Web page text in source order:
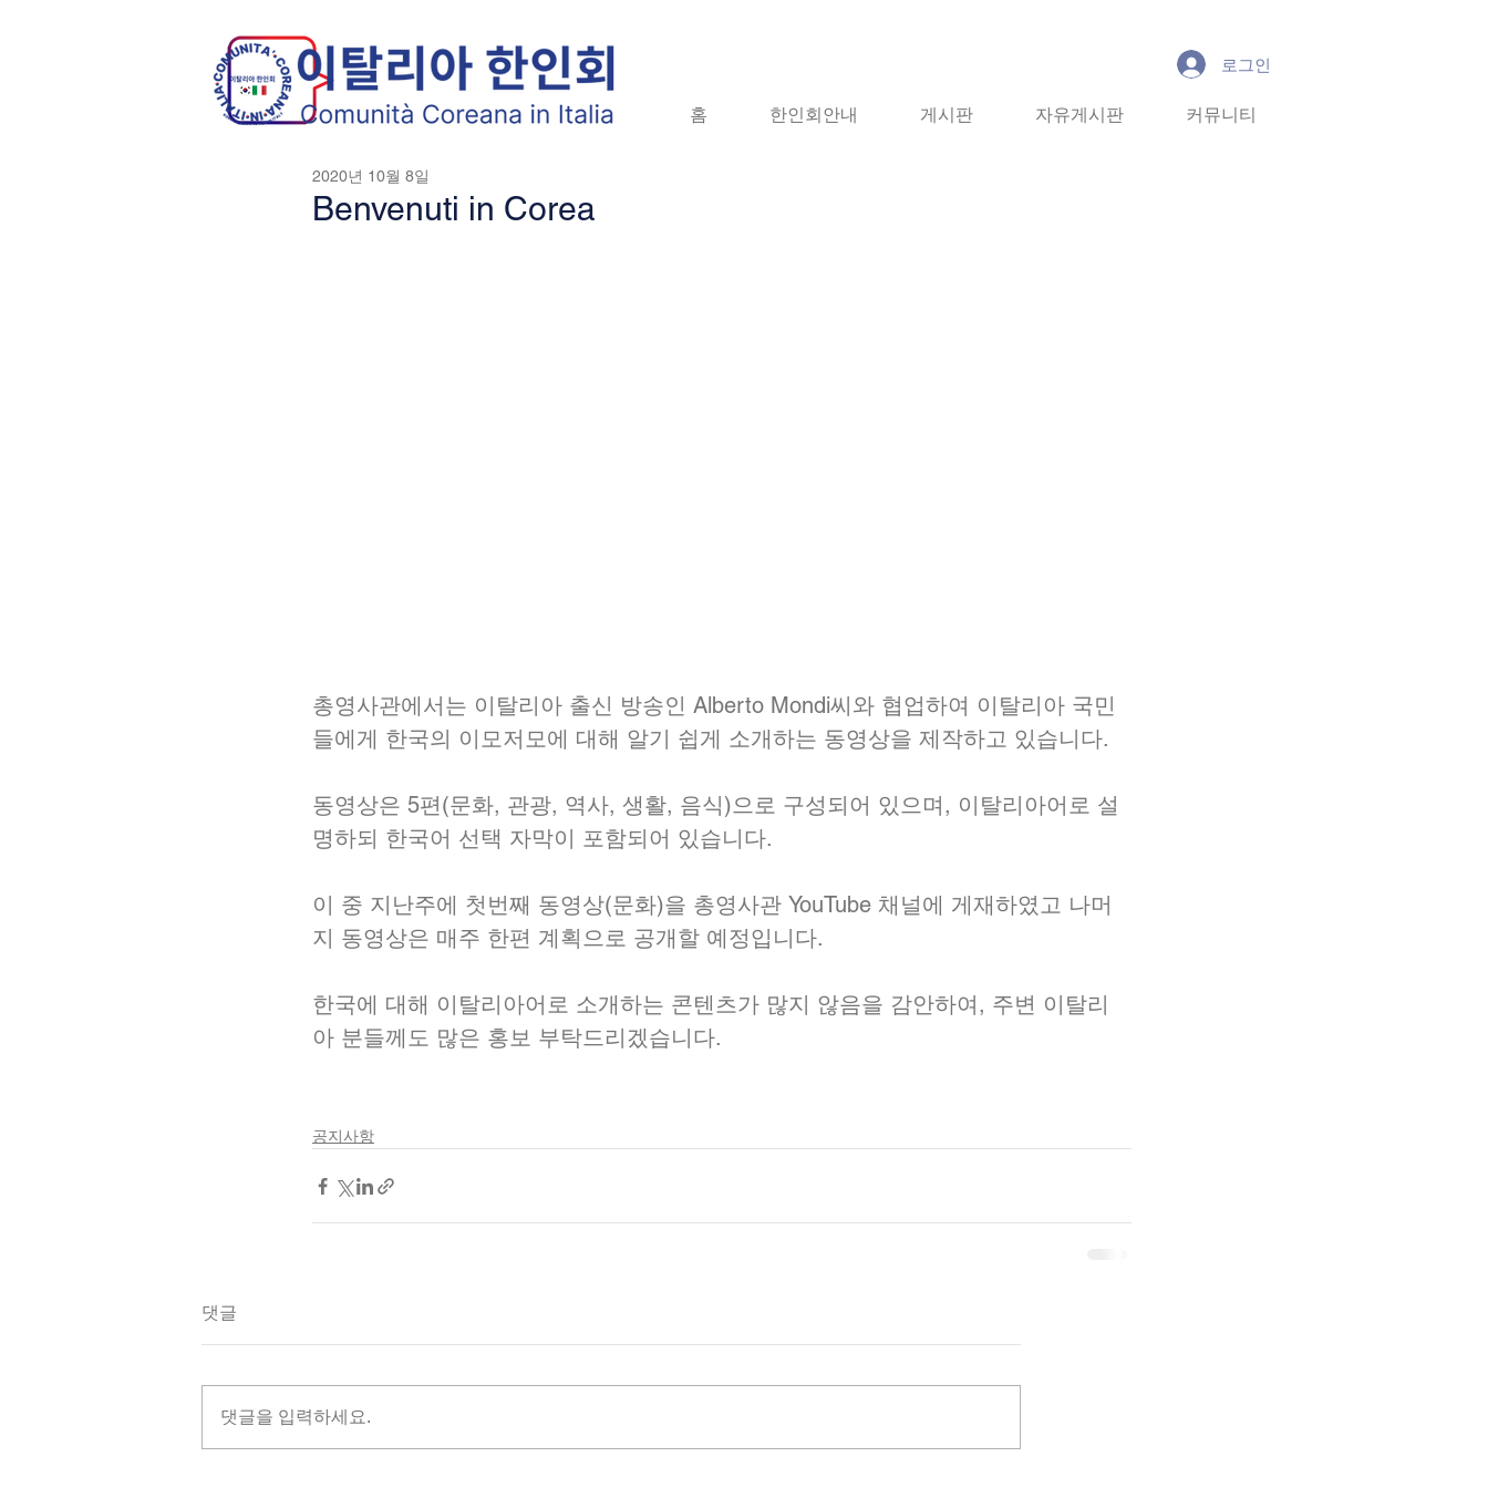
로그인
홈 한인회안내 게시판 자유게시판 커뮤니티
홈 한인회안내 게시판 자유게시판 커뮤니티 More
Benvenuti in Corea
2020년 10월 8일
총영사관에서는 이탈리아 출신 방송인 Alberto Mondi씨와 협업하여 이탈리아 국민
들에게 한국의 이모저모에 대해 알기 쉽게 소개하는 동영상을 제작하고 있습니다.
동영상은 5편(문화, 관광, 역사, 생활, 음식)으로 구성되어 있으며, 이탈리아어로 설
명하되 한국어 선택 자막이 포함되어 있습니다.
이 중 지난주에 첫번째 동영상(문화)을 총영사관 YouTube 채널에 게재하였고 나머
지 동영상은 매주 한편 계획으로 공개할 예정입니다.
한국에 대해 이탈리아어로 소개하는 콘텐츠가 많지 않음을 감안하여, 주변 이탈리
아 분들께도 많은 홍보 부탁드리겠습니다.
공지사항
댓글
댓글을 입력하세요.